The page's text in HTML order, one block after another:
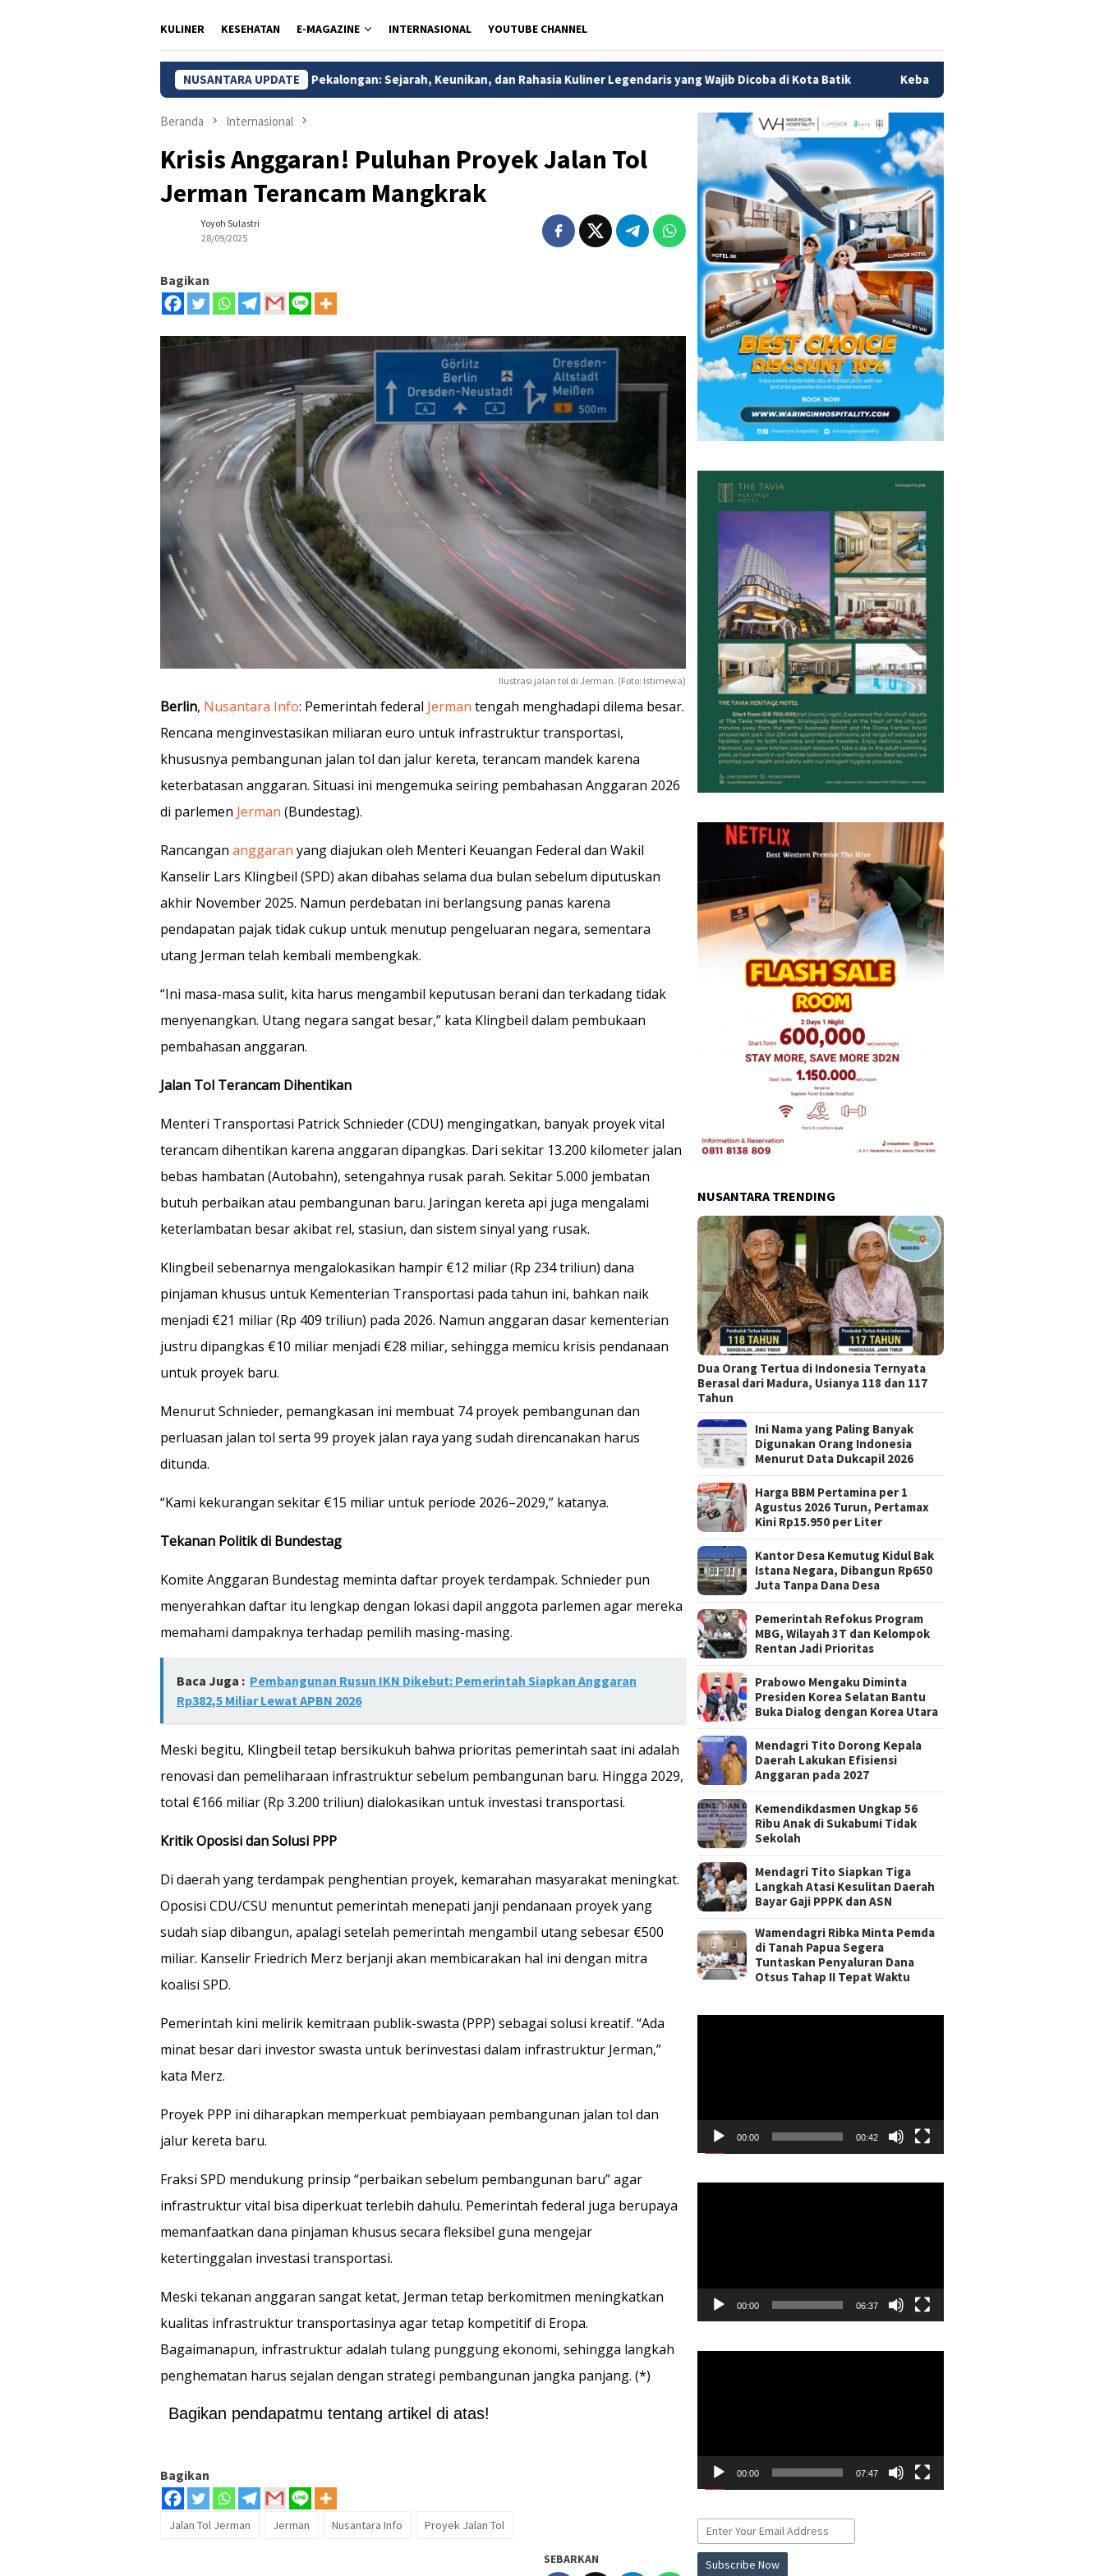
KULINER KESEHATAN E-MAGAZINE INTERNASIONAL YOUTUBE CHANNEL
NUSANTARA UPDATE
Soto Tauto Pekalongan: Sejarah, Keunikan, dan Rahasia Kuliner Legendaris yang Wajib Dicoba di Kota Batik Kebakaran Bromo Meluas, 120 Hektare Lahan TNBTS
Beranda Internasional
Krisis Anggaran! Puluhan Proyek Jalan Tol
Jerman Terancam Mangkrak
Yoyoh Sulastri
28/09/2025
Bagikan
Ilustrasi jalan tol di Jerman. (Foto: Istimewa)
Berlin, Nusantara Info: Pemerintah federal Jerman tengah menghadapi dilema besar.
Rencana menginvestasikan miliaran euro untuk infrastruktur transportasi,
khususnya pembangunan jalan tol dan jalur kereta, terancam mandek karena
keterbatasan anggaran. Situasi ini mengemuka seiring pembahasan Anggaran 2026
di parlemen Jerman (Bundestag).
Rancangan anggaran yang diajukan oleh Menteri Keuangan Federal dan Wakil
Kanselir Lars Klingbeil (SPD) akan dibahas selama dua bulan sebelum diputuskan
akhir November 2025. Namun perdebatan ini berlangsung panas karena
pendapatan pajak tidak cukup untuk menutup pengeluaran negara, sementara
utang Jerman telah kembali membengkak.
“Ini masa-masa sulit, kita harus mengambil keputusan berani dan terkadang tidak
menyenangkan. Utang negara sangat besar,” kata Klingbeil dalam pembukaan
pembahasan anggaran.
Jalan Tol Terancam Dihentikan
Menteri Transportasi Patrick Schnieder (CDU) mengingatkan, banyak proyek vital
terancam dihentikan karena anggaran dipangkas. Dari sekitar 13.200 kilometer jalan
bebas hambatan (Autobahn), setengahnya rusak parah. Sekitar 5.000 jembatan
butuh perbaikan atau pembangunan baru. Jaringan kereta api juga mengalami
keterlambatan besar akibat rel, stasiun, dan sistem sinyal yang rusak.
Klingbeil sebenarnya mengalokasikan hampir €12 miliar (Rp 234 triliun) dana
pinjaman khusus untuk Kementerian Transportasi pada tahun ini, bahkan naik
menjadi €21 miliar (Rp 409 triliun) pada 2026. Namun anggaran dasar kementerian
justru dipangkas €10 miliar menjadi €28 miliar, sehingga memicu krisis pendanaan
untuk proyek baru.
Menurut Schnieder, pemangkasan ini membuat 74 proyek pembangunan dan
perluasan jalan tol serta 99 proyek jalan raya yang sudah direncanakan harus
ditunda.
“Kami kekurangan sekitar €15 miliar untuk periode 2026–2029,” katanya.
Tekanan Politik di Bundestag
Komite Anggaran Bundestag meminta daftar proyek terdampak. Schnieder pun
menyerahkan daftar itu lengkap dengan lokasi dapil anggota parlemen agar mereka
memahami dampaknya terhadap pemilih masing-masing.
Baca Juga : Pembangunan Rusun IKN Dikebut: Pemerintah Siapkan Anggaran
Rp382,5 Miliar Lewat APBN 2026
Meski begitu, Klingbeil tetap bersikukuh bahwa prioritas pemerintah saat ini adalah
renovasi dan pemeliharaan infrastruktur sebelum pembangunan baru. Hingga 2029,
total €166 miliar (Rp 3.200 triliun) dialokasikan untuk investasi transportasi.
Kritik Oposisi dan Solusi PPP
Di daerah yang terdampak penghentian proyek, kemarahan masyarakat meningkat.
Oposisi CDU/CSU menuntut pemerintah menepati janji pendanaan proyek yang
sudah siap dibangun, apalagi setelah pemerintah mengambil utang sebesar €500
miliar. Kanselir Friedrich Merz berjanji akan membicarakan hal ini dengan mitra
koalisi SPD.
Pemerintah kini melirik kemitraan publik-swasta (PPP) sebagai solusi kreatif. “Ada
minat besar dari investor swasta untuk berinvestasi dalam infrastruktur Jerman,”
kata Merz.
Proyek PPP ini diharapkan memperkuat pembiayaan pembangunan jalan tol dan
jalur kereta baru.
Fraksi SPD mendukung prinsip “perbaikan sebelum pembangunan baru” agar
infrastruktur vital bisa diperkuat terlebih dahulu. Pemerintah federal juga berupaya
memanfaatkan dana pinjaman khusus secara fleksibel guna mengejar
ketertinggalan investasi transportasi.
Meski tekanan anggaran sangat ketat, Jerman tetap berkomitmen meningkatkan
kualitas infrastruktur transportasinya agar tetap kompetitif di Eropa.
Bagaimanapun, infrastruktur adalah tulang punggung ekonomi, sehingga langkah
penghematan harus sejalan dengan strategi pembangunan jangka panjang. (*)
Bagikan pendapatmu tentang artikel di atas!
Bagikan
Jalan Tol Jerman Jerman Nusantara Info Proyek Jalan Tol
SEBARKAN
NUSANTARA TRENDING
Dua Orang Tertua di Indonesia Ternyata
Berasal dari Madura, Usianya 118 dan 117
Tahun
Ini Nama yang Paling Banyak
Digunakan Orang Indonesia
Menurut Data Dukcapil 2026
Harga BBM Pertamina per 1
Agustus 2026 Turun, Pertamax
Kini Rp15.950 per Liter
Kantor Desa Kemutug Kidul Bak
Istana Negara, Dibangun Rp650
Juta Tanpa Dana Desa
Pemerintah Refokus Program
MBG, Wilayah 3T dan Kelompok
Rentan Jadi Prioritas
Prabowo Mengaku Diminta
Presiden Korea Selatan Bantu
Buka Dialog dengan Korea Utara
Mendagri Tito Dorong Kepala
Daerah Lakukan Efisiensi
Anggaran pada 2027
Kemendikdasmen Ungkap 56
Ribu Anak di Sukabumi Tidak
Sekolah
Mendagri Tito Siapkan Tiga
Langkah Atasi Kesulitan Daerah
Bayar Gaji PPPK dan ASN
Wamendagri Ribka Minta Pemda
di Tanah Papua Segera
Tuntaskan Penyaluran Dana
Otsus Tahap II Tepat Waktu
00:00 00:42
00:00 06:37
00:00 07:47